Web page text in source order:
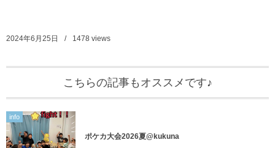
2024年6月25日 1478 views
こちらの記事もオススメです♪
info
ポケカ大会2026夏@kukuna